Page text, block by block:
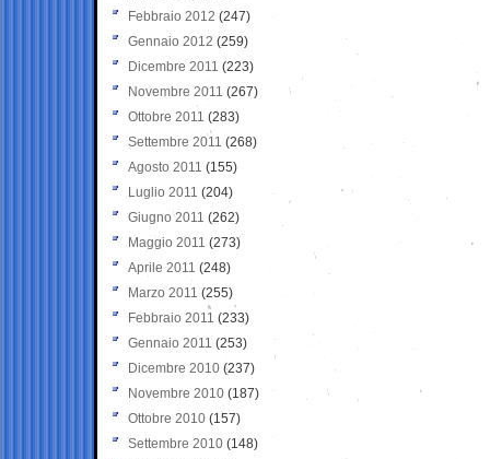
Febbraio 2012 (247)
Gennaio 2012 (259)
Dicembre 2011 (223)
Novembre 2011 (267)
Ottobre 2011 (283)
Settembre 2011 (268)
Agosto 2011 (155)
Luglio 2011 (204)
Giugno 2011 (262)
Maggio 2011 (273)
Aprile 2011 (248)
Marzo 2011 (255)
Febbraio 2011 (233)
Gennaio 2011 (253)
Dicembre 2010 (237)
Novembre 2010 (187)
Ottobre 2010 (157)
Settembre 2010 (148)